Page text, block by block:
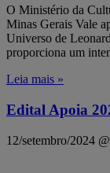
O Ministério da
Minas Gerais Vale
Universo de
proporciona um
Leia mais »
Edital Apoia
12/setembro/2024